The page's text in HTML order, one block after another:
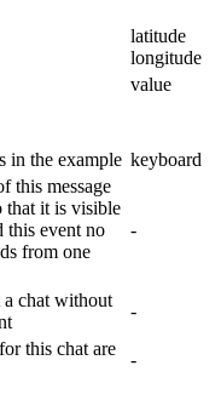
latitude
longitude
value
in the example keyboard
this message
that it is visible
this event no
from one
-
a chat without
-
this chat are
-